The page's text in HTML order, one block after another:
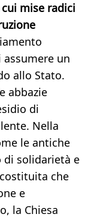
mise radici
assumere un
allo Stato.
abbazie
di
Nella
le antiche
di solidarietà e
che
e
la Chiesa